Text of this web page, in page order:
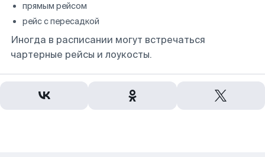
прямым рейсом
рейс с пересадкой
Иногда в расписании могут встречаться
чартерные рейсы и лоукосты.